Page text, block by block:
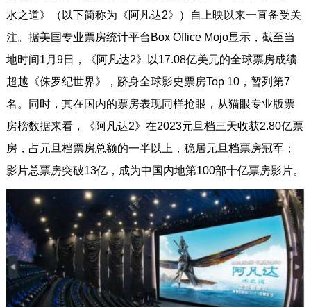
水之道》（以下简称为《阿凡达2》）自上映以来一直备受关
注。据美国专业票房统计平台Box Office Mojo显示，截至当
地时间1月9日，《阿凡达2》以17.08亿美元的全球票房成绩
超越《侏罗纪世界》，跻身全球影史票房Top 10，暂列第7
名。同时，其在国内的票房表现同样抢眼，从猫眼专业版票
房榜数据来看，《阿凡达2》在2023元旦档三天收获2.80亿票
房，占元旦档票房总额的一半以上，稳居元旦档票房冠军；
影片总票房突破13亿，成为中国内地第100部十亿票房影片。